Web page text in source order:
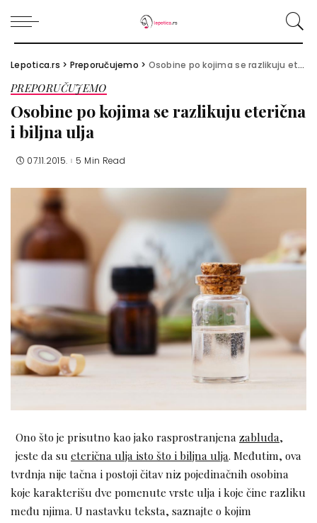
Lepotica.rs > Preporučujemo > Osobine po kojima se razlikuju eterična i biljna ulja
PREPORUČUJEMO
Osobine po kojima se razlikuju eterična
i biljna ulja
07.11.2015. 5 Min Read
Ono što je prisutno kao jako rasprostranjena zabluda,
jeste da su eterična ulja isto što i biljna ulja. Međutim, ova
tvrdnja nije tačna i postoji čitav niz pojedinačnih osobina
koje karakterišu dve pomenute vrste ulja i koje čine razliku
među njima. U nastavku teksta, saznajte o kojim